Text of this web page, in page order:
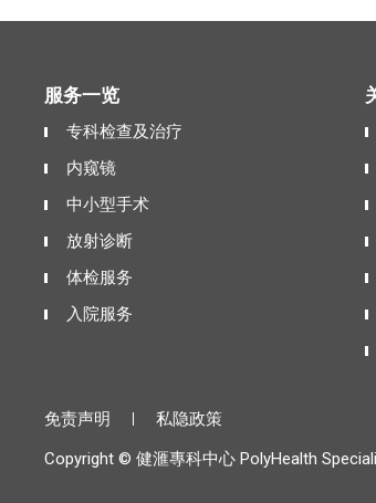
服务一览
专科检查及治疗
内窥镜
中小型手术
放射诊断
体检服务
入院服务
免责声明
私隐政策
Copyright © 健滙專科中心 PolyHealth